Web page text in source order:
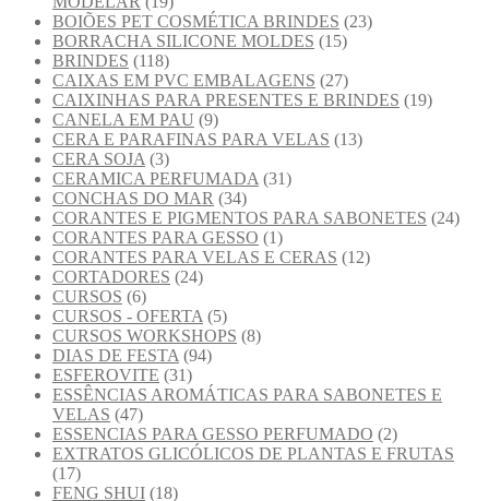
BOIÕES PET COSMÉTICA BRINDES (23)
BORRACHA SILICONE MOLDES (15)
BRINDES (118)
CAIXAS EM PVC EMBALAGENS (27)
CAIXINHAS PARA PRESENTES E BRINDES (19)
CANELA EM PAU (9)
CERA E PARAFINAS PARA VELAS (13)
CERA SOJA (3)
CERAMICA PERFUMADA (31)
CONCHAS DO MAR (34)
CORANTES E PIGMENTOS PARA SABONETES (24)
CORANTES PARA GESSO (1)
CORANTES PARA VELAS E CERAS (12)
CORTADORES (24)
CURSOS (6)
CURSOS - OFERTA (5)
CURSOS WORKSHOPS (8)
DIAS DE FESTA (94)
ESFEROVITE (31)
ESSÊNCIAS AROMÁTICAS PARA SABONETES E
VELAS (47)
ESSENCIAS PARA GESSO PERFUMADO (2)
EXTRATOS GLICÓLICOS DE PLANTAS E FRUTAS
(17)
FENG SHUI (18)